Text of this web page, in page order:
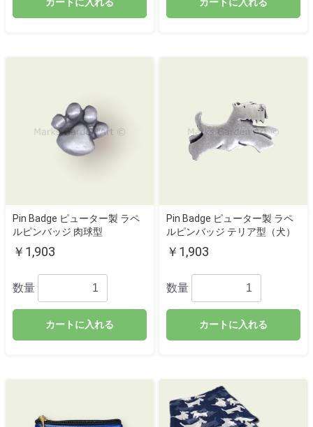
Pin Badge ピューター製 ラペ
ルピンバッジ 肉球型
￥1,903
数量
カートに入れる
Pin Badge ピューター製 ラペ
ルピンバッジ テリア型（犬）
￥1,903
数量
カートに入れる